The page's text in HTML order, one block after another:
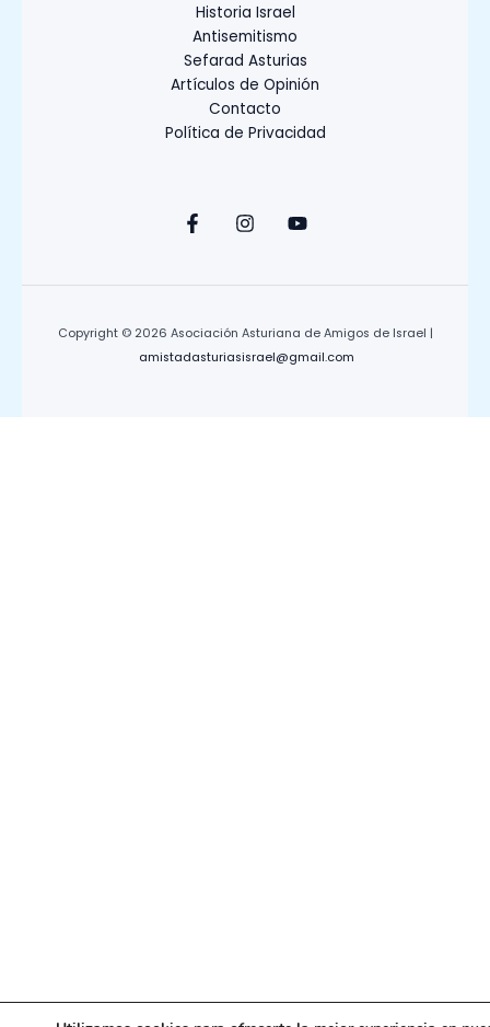
Historia Israel
Antisemitismo
Sefarad Asturias
Artículos de Opinión
Contacto
Política de Privacidad
Copyright © 2026 Asociación Asturiana de Amigos de Israel |
amistadasturiasisrael@gmail.com